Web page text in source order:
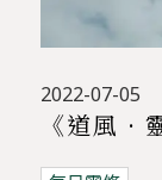
2022-07-05
《道風 ·